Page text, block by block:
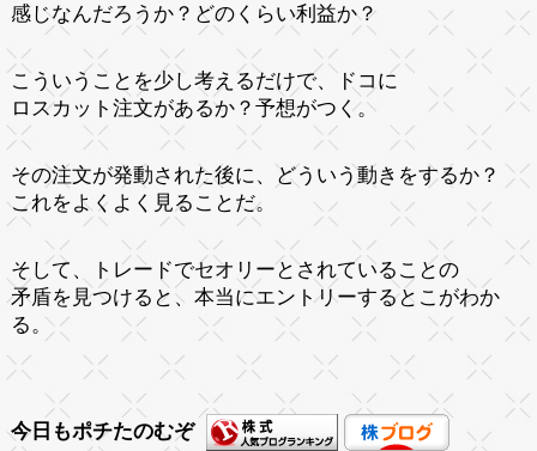
感じなんだろうか？どのくらい利益か？
こういうことを少し考えるだけで、ドコに
ロスカット注文があるか？予想がつく。
その注文が発動された後に、どういう動きをするか？
これをよくよく見ることだ。
そして、トレードでセオリーとされていることの
矛盾を見つけると、本当にエントリーするとこがわか
る。
今日もポチたのむぞ